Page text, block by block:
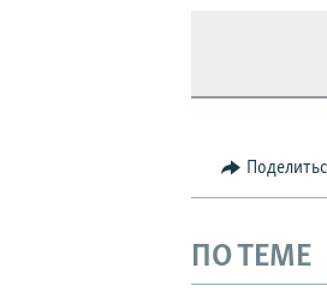
ПО ТЕМЕ